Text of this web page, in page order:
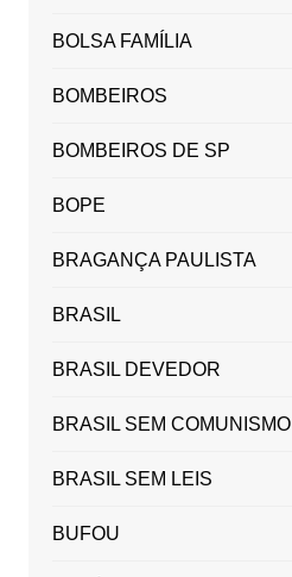
BOLSA FAMÍLIA
BOMBEIROS
BOMBEIROS DE SP
BOPE
BRAGANÇA PAULISTA
BRASIL
BRASIL DEVEDOR
BRASIL SEM COMUNISMO
BRASIL SEM LEIS
BUFOU